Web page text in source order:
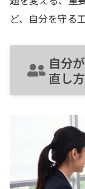
ど、自分を守る
自分
直し方